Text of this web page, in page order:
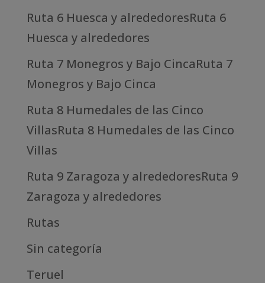
Ruta 6 Huesca y alrededoresRuta 6
Huesca y alrededores
Ruta 7 Monegros y Bajo CincaRuta 7
Monegros y Bajo Cinca
Ruta 8 Humedales de las Cinco
VillasRuta 8 Humedales de las Cinco
Villas
Ruta 9 Zaragoza y alrededoresRuta 9
Zaragoza y alrededores
Rutas
Sin categoría
Teruel